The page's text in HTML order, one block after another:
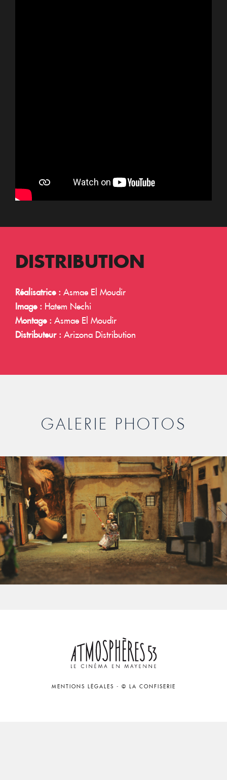
DISTRIBUTION
Réalisatrice : Asmae El Moudir
Image : Hatem Nechi
Montage : Asmae El Moudir
Distributeur : Arizona Distribution
GALERIE PHOTOS
MENTIONS LÉGALES - © LA CONFISERIE